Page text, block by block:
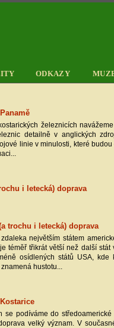
ODKAZY
železnicích
detailně v anglických
linie v minulosti, které
i letecká) doprava
trochu i letecká) doprava
největším státem
téměř třikrát větší než další stát
osídlených států USA, kde
hustotu...
se podíváme do
velký význam. V